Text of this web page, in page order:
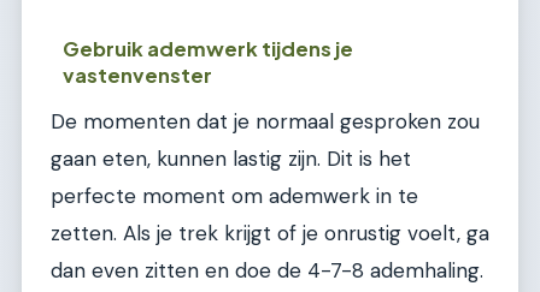
Gebruik ademwerk tijdens je
vastenvenster
De momenten dat je normaal gesproken zou
gaan eten, kunnen lastig zijn. Dit is het
perfecte moment om ademwerk in te
zetten. Als je trek krijgt of je onrustig voelt, ga
dan even zitten en doe de 4-7-8 ademhaling.